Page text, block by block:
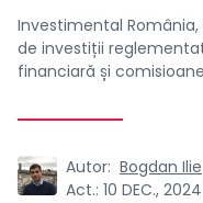
Investimental
de investiții
financiară și
Autor: Bogdan Ilie
Act.: 10 DEC., 2024